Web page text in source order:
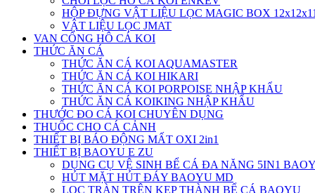
HỘP ĐỰNG VẬT LIỆU LỌC MAGIC BOX
VẬT LIỆU LỌC JMAT
VAN CỔNG HÔ CÁ KOI
THỨC ĂN CÁ
THỨC ĂN CÁ KOI AQUAMASTER
THỨC ĂN CÁ KOI HIKARI
THỨC ĂN CÁ KOI PORPOISE NHẬP KHẨU
THỨC ĂN CÁ KOIKING NHẬP KHẨU
THƯỚC ĐO CÁ KOI CHUYÊN DỤNG
THUỐC CHO CÁ CẢNH
THIẾT BỊ BÁO ĐỘNG MẤT OXI 2in1
THIẾT BỊ BAOYU E ZU
DỤNG CỤ VỆ SINH BỂ CÁ ĐA NĂNG 5IN1
HÚT MẶT HÚT ĐÁY BAOYU MD
LỌC TRÀN TRÊN KẸP THÀNH BỂ CÁ BAOYU